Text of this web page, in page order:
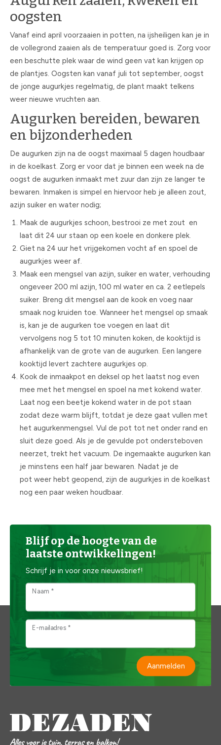
oogsten
Vanaf eind april voorzaaien in potten, na ijsheiligen kan je in
de vollegrond zaaien als de temperatuur goed is. Zorg voor
een beschutte plek waar de wind geen vat kan krijgen op
de plantjes. Oogsten kan vanaf juli tot september, oogst
de jonge augurkjes regelmatig, de plant maakt telkens
weer nieuwe vruchten aan.
Augurken bereiden, bewaren
en bijzonderheden
De augurken zijn na de oogst maximaal 5 dagen houdbaar
in de koelkast. Zorg er voor dat je binnen een week na de
oogst de augurken inmaakt met zuur dan zijn ze langer te
bewaren. Inmaken is simpel en hiervoor heb je alleen zout,
azijn suiker en water nodig;
Maak de augurkjes schoon, bestrooi ze met zout en
laat dit 24 uur staan op een koele en donkere plek.
Giet na 24 uur het vrijgekomen vocht af en spoel de
augurkjes weer af.
Maak een mengsel van azijn, suiker en water, verhouding
ongeveer 200 ml azijn, 100 ml water en ca. 2 eetlepels
suiker. Breng dit mengsel aan de kook en voeg naar
smaak nog kruiden toe. Wanneer het mengsel op smaak
is, kan je de augurken toe voegen en laat dit
vervolgens nog 5 tot 10 minuten koken, de kooktijd is
afhankelijk van de grote van de augurken. Een langere
kooktijd levert zachtere augurkjes op.
Kook de inmaakpot en deksel op het laatst nog even
mee met het mengsel en spoel na met kokend water.
Laat nog een beetje kokend water in de pot staan
zodat deze warm blijft, totdat je deze gaat vullen met
het augurkenmengsel. Vul de pot tot net onder rand en
sluit deze goed. Als je de gevulde pot ondersteboven
neerzet, trekt het vacuum. De ingemaakte augurken kan
je minstens een half jaar bewaren. Nadat je de
pot weer hebt geopend, zijn de augurkjes in de koelkast
nog een paar weken houdbaar.
Blijf op de hoogte van de
laatste ontwikkelingen!
Schrijf je in voor onze nieuwsbrief!
Naam *
E-mailadres *
Aanmelden